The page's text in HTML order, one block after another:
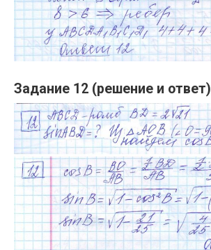
Задание 12 (решение и ответ)